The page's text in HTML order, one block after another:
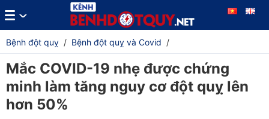
Bệnh đột quỵ / Bệnh đột quỵ và Covid /
Mắc COVID-19 nhẹ được chứng
minh làm tăng nguy cơ đột quỵ lên
hơn 50%